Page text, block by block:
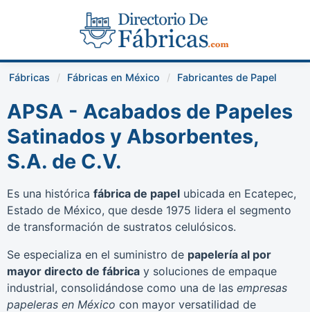
Fábricas Fábricas en México Fabricantes de Papel
APSA - Acabados de Papeles
Satinados y Absorbentes,
S.A. de C.V.
Es una histórica fábrica de papel ubicada en Ecatepec,
Estado de México, que desde 1975 lidera el segmento
de transformación de sustratos celulósicos.
Se especializa en el suministro de papelería al por
mayor directo de fábrica y soluciones de empaque
industrial, consolidándose como una de las empresas
papeleras en México con mayor versatilidad de